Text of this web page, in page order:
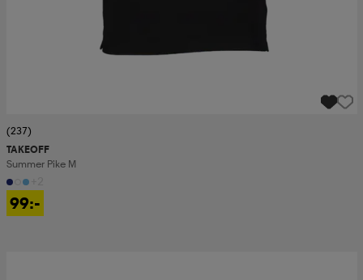
(237)
TAKEOFF
Summer Pike M
99:-